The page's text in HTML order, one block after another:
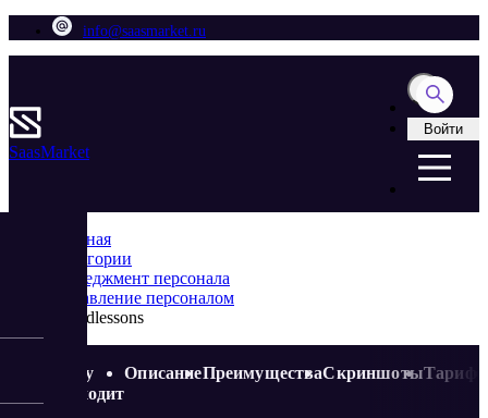
info@saasmarket.ru
SaasMarket
Войти
Главная
Категории
Менеджмент персонала
Управление персоналом
Cloudlessons
Кому
подходит
ОписаниеПреимуществаСкриншоты